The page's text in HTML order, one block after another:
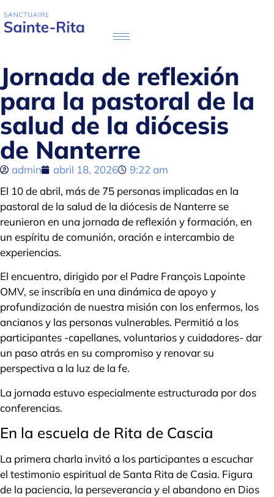
Jornada de reflexión
para la pastoral de la
salud de la diócesis
de Nanterre
admin abril 18, 2026
9:22 am
El 10 de abril, más de 75 personas implicadas en la
pastoral de la salud de la diócesis de Nanterre se
reunieron en una jornada de reflexión y formación, en
un espíritu de comunión, oración e intercambio de
experiencias.
El encuentro, dirigido por el Padre François Lapointe
OMV, se inscribía en una dinámica de apoyo y
profundización de nuestra misión con los enfermos, los
ancianos y las personas vulnerables. Permitió a los
participantes -capellanes, voluntarios y cuidadores- dar
un paso atrás en su compromiso y renovar su
perspectiva a la luz de la fe.
La jornada estuvo especialmente estructurada por dos
conferencias.
En la escuela de Rita de Cascia
La primera charla invitó a los participantes a escuchar
el testimonio espiritual de Santa Rita de Casia. Figura
de la paciencia, la perseverancia y el abandono en Dios